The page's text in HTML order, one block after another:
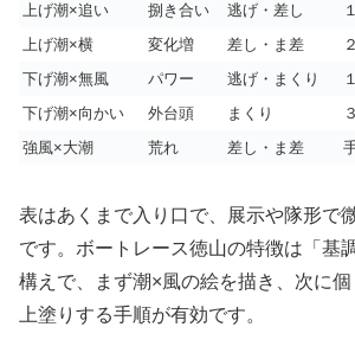
上げ潮×追い
捌き合い 逃げ・差し
上げ潮×横
変化増 差し・ま差
下げ潮×無風
パワー 逃げ・まくり
下げ潮×向かい
外台頭 まくり
強風×大潮
荒れ 差し・ま差
表はあくまで入り口で、展示や隊形で
です。ボートレース徳山の特徴は「基
構えで、まず潮×風の絵を描き、次に
上塗りする手順が有効です。